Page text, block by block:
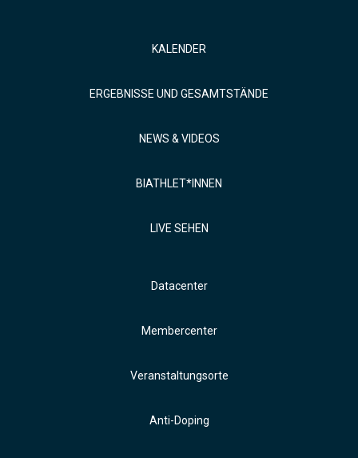
KALENDER
ERGEBNISSE UND GESAMTSTÄNDE
NEWS & VIDEOS
BIATHLET*INNEN
LIVE SEHEN
Datacenter
Membercenter
Veranstaltungsorte
Anti-Doping